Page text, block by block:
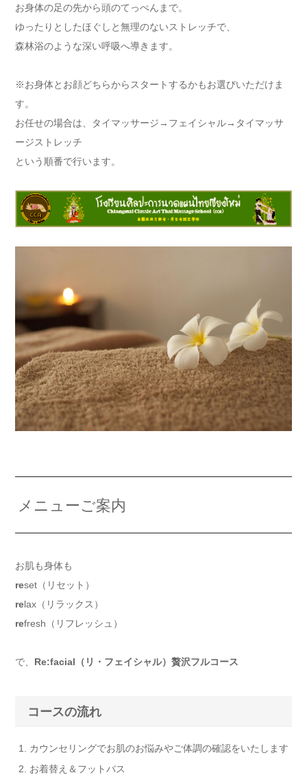
お身体の足の先から頭のてっぺんまで。
ゆったりとしたほぐしと無理のないストレッチで、
森林浴のような深い呼吸へ導きます。
※お身体とお顔どちらからスタートするかもお選びいただけま
す。
お任せの場合は、タイマッサージ→フェイシャル→タイマッサ
ージストレッチ
という順番で行います。
メニューご案内
お肌も身体も
reset（リセット）
relax（リラックス）
refresh（リフレッシュ）
で、 Re:facial（リ・フェイシャル）贅沢フルコース
コースの流れ
カウンセリングでお肌のお悩みやご体調の確認をいたします
お着替え＆フットバス